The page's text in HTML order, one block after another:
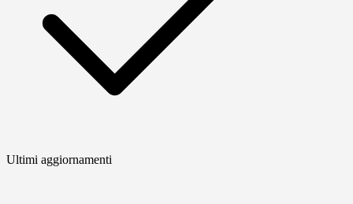
Ultimi aggiornamenti